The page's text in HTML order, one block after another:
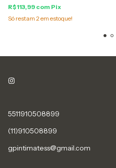
R$113,99 com Pix
Só restam 2em estoque!
5511910508899
(11)910508899
gpintimatess@gmail.com